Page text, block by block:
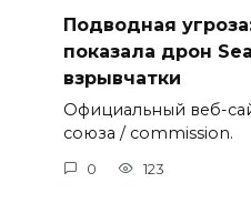
Подводная
показала дрон
взрывчатки
Официальный веб-
союза / commission.
0 123